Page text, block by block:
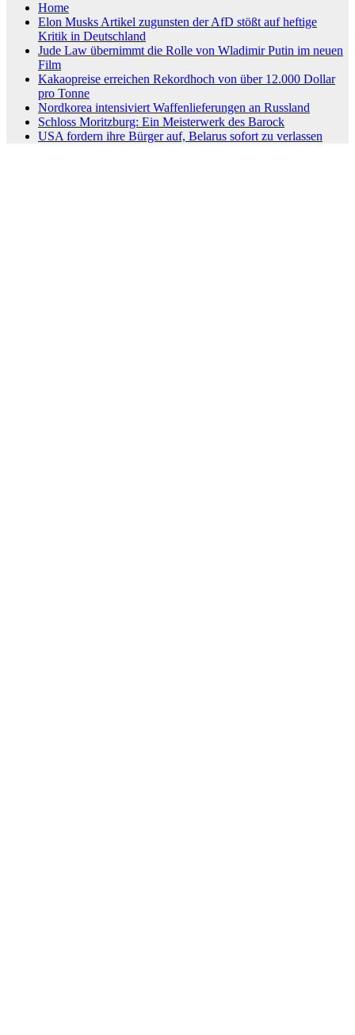
Home
Elon Musks Artikel zugunsten der AfD stößt auf heftige
Kritik in Deutschland
Jude Law übernimmt die Rolle von Wladimir Putin im neuen
Film
Kakaopreise erreichen Rekordhoch von über 12.000 Dollar
pro Tonne
Nordkorea intensiviert Waffenlieferungen an Russland
Schloss Moritzburg: Ein Meisterwerk des Barock
USA fordern ihre Bürger auf, Belarus sofort zu verlassen